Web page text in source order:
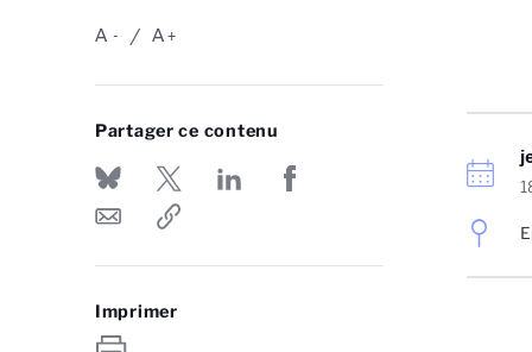
-
A +
A
Partager ce contenu
Imprimer